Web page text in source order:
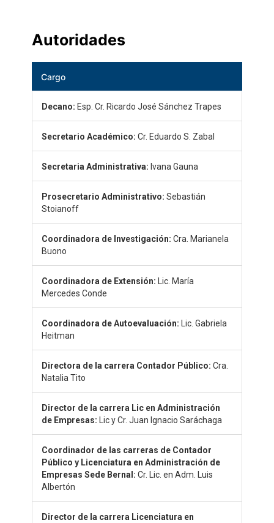
Autoridades
Cargo
Decano: Esp. Cr. Ricardo José Sánchez Trapes
Secretario Académico: Cr. Eduardo S. Zabal
Secretaria Administrativa: Ivana Gauna
Prosecretario Administrativo: Sebastián
Stoianoff
Coordinadora de Investigación: Cra. Marianela
Buono
Coordinadora de Extensión: Lic. María
Mercedes Conde
Coordinadora de Autoevaluación: Lic. Gabriela
Heitman
Directora de la carrera Contador Público: Cra.
Natalia Tito
Director de la carrera Lic en Administración
de Empresas: Lic y Cr. Juan Ignacio Saráchaga
Coordinador de las carreras de Contador
Público y Licenciatura en Administración de
Empresas Sede Bernal: Cr. Lic. en Adm. Luis
Albertón
Director de la carrera Licenciatura en